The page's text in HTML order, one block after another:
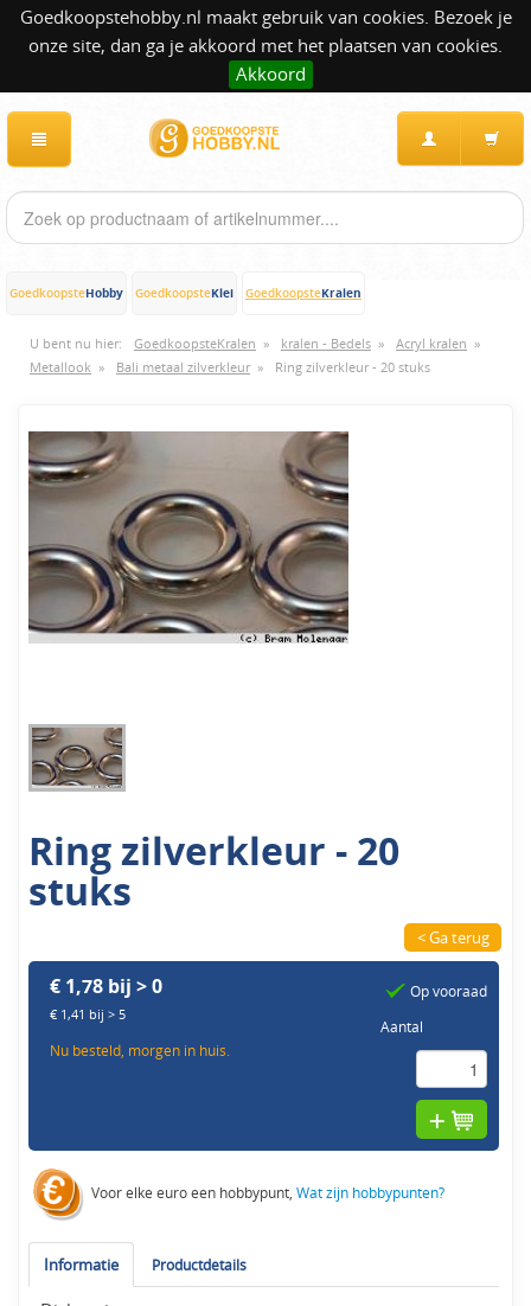
Goedkoopstehobby.nl maakt gebruik van cookies. Bezoek je
onze site, dan ga je akkoord met het plaatsen van cookies.
Akkoord
GoedkoopsteHobby GoedkoopsteKlei GoedkoopsteKralen
U bent nu hier: GoedkoopsteKralen » kralen - Bedels » Acryl kralen »
Metallook » Bali metaal zilverkleur» Ring zilverkleur - 20 stuks
Ring zilverkleur - 20
stuks
< Ga terug
€ 1,78 bij > 0
€ 1,41 bij > 5
Nu besteld, morgen in huis.
Op vooraad
Aantal
Voor elke euro een hobbypunt,Wat zijn hobbypunten?
Informatie Productdetails